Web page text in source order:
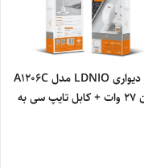
شارژر دیواری LDNIO مدل A1206C
| توان ۲۷ وات + کابل تایپ سی به